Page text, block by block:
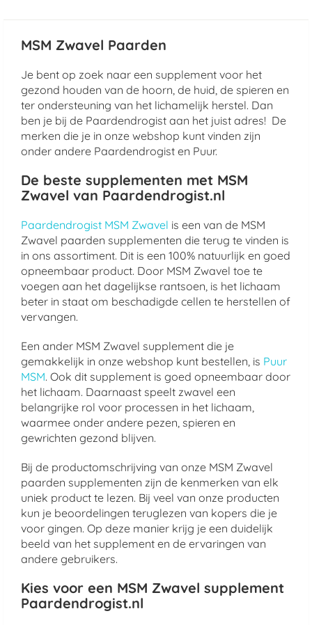
MSM Zwavel Paarden
Je bent op zoek naar een supplement voor het
gezond houden van de hoorn, de huid, de spieren en
ter ondersteuning van het lichamelijk herstel. Dan
ben je bij de Paardendrogist aan het juist adres! De
merken die je in onze webshop kunt vinden zijn
onder andere Paardendrogist en Puur.
De beste supplementen met MSM
Zwavel van Paardendrogist.nl
Paardendrogist MSM Zwavel is een van de MSM
Zwavel paarden supplementen die terug te vinden is
in ons assortiment. Dit is een 100% natuurlijk en goed
opneembaar product. Door MSM Zwavel toe te
voegen aan het dagelijkse rantsoen, is het lichaam
beter in staat om beschadigde cellen te herstellen of
vervangen.
Een ander MSM Zwavel supplement die je
gemakkelijk in onze webshop kunt bestellen, is Puur
MSM. Ook dit supplement is goed opneembaar door
het lichaam. Daarnaast speelt zwavel een
belangrijke rol voor processen in het lichaam,
waarmee onder andere pezen, spieren en
gewrichten gezond blijven.
Bij de productomschrijving van onze MSM Zwavel
paarden supplementen zijn de kenmerken van elk
uniek product te lezen. Bij veel van onze producten
kun je beoordelingen teruglezen van kopers die je
voor gingen. Op deze manier krijg je een duidelijk
beeld van het supplement en de ervaringen van
andere gebruikers.
Kies voor een MSM Zwavel supplement
Paardendrogist.nl